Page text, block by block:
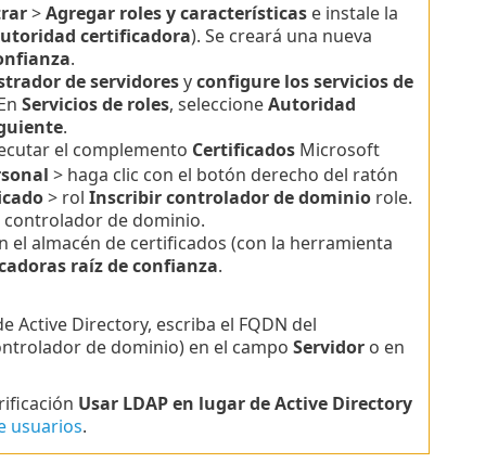
>Agregar roles y característicase instale la
certificadora). Se creará una nueva
.
de servidoresyconfigure los servicios de
Servicios de roles, seleccioneAutoridad
.
el complemento CertificadosMicrosoft
> haga clic con el botón derecho del ratón
> rol Inscribir controlador de dominiorole.
controlador de dominio.
el almacén de certificados (con la herramienta
raíz de confianza.
Directory, escriba el FQDN del
de dominio) en el campo Servidoro en
Usar LDAP en lugar de Active Directory
usuarios.